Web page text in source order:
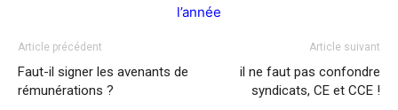
l’année
Article précédent
Faut-il signer les avenants de
rémunérations ?
Article suivant
il ne faut pas confondre
syndicats, CE et CCE !